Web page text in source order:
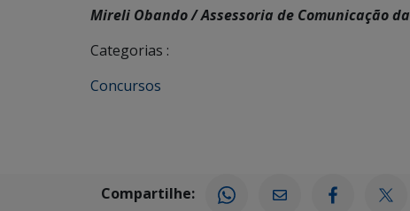
Mireli Obando / Assessoria de Comunicação da
Categorias :
Concursos
Compartilhe: